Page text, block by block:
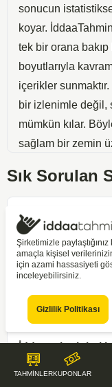
sonucun
koyar.
tek bir orana
boyutlarıyla
içerikler
bir izlenimle değil,
mümkün kılar.
sağlam bir zemin
yalnızca "ev sahibi
sorusuyla sınırlı
maçın
ikinci yarı
bakış, bahis
yelpazesi sunar
tanır. Bir maçı
bulmaktan ibaret
Sık Sorulan
İddaa tahmin
Günlük iddaa
İddaa tahminleri
İddaa tahminleri
TAHMİNLERKUPONLAR
Şirketimizle
amaçla kişisel
için azami hassasiyeti
inceleyebilirsiniz.
Gizlilik Politikası